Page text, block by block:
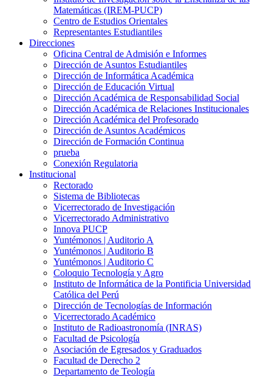
Matemáticas (IREM-PUCP)
Centro de Estudios Orientales
Representantes Estudiantiles
Direcciones
Oficina Central de Admisión e Informes
Dirección de Asuntos Estudiantiles
Dirección de Informática Académica
Dirección de Educación Virtual
Dirección Académica de Responsabilidad Social
Dirección Académica de Relaciones Institucionales
Dirección Académica del Profesorado
Dirección de Asuntos Académicos
Dirección de Formación Continua
prueba
Conexión Regulatoria
Institucional
Rectorado
Sistema de Bibliotecas
Vicerrectorado de Investigación
Vicerrectorado Administrativo
Innova PUCP
Yuntémonos | Auditorio A
Yuntémonos | Auditorio B
Yuntémonos | Auditorio C
Coloquio Tecnología y Agro
Instituto de Informática de la Pontificia Universidad
Católica del Perú
Dirección de Tecnologías de Información
Vicerrectorado Académico
Instituto de Radioastronomía (INRAS)
Facultad de Psicología
Asociación de Egresados y Graduados
Facultad de Derecho 2
Departamento de Teología